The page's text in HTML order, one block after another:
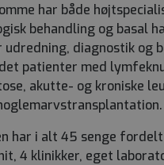
har både
behandling og basal
diagnostik og
patienter med
akutte- og kroniske
har i alt 45 senge
4 klinikker, eget